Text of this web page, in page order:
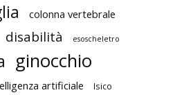
colonna vertebrale
disabilità esoscheletro
ginocchio
artificiale Isico